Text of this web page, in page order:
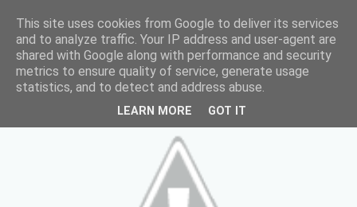
This site uses cookies from Google to deliver its services
and to analyze traffic. Your IP address and user-agent are
shared with Google along with performance and security
metrics to ensure quality of service, generate usage
statistics, and to detect and address abuse.
LEARN MORE GOT IT